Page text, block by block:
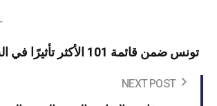
تونس ضمن قائمة 101 الأكثر تأثيرًا في السينما العربية
NEXT POST